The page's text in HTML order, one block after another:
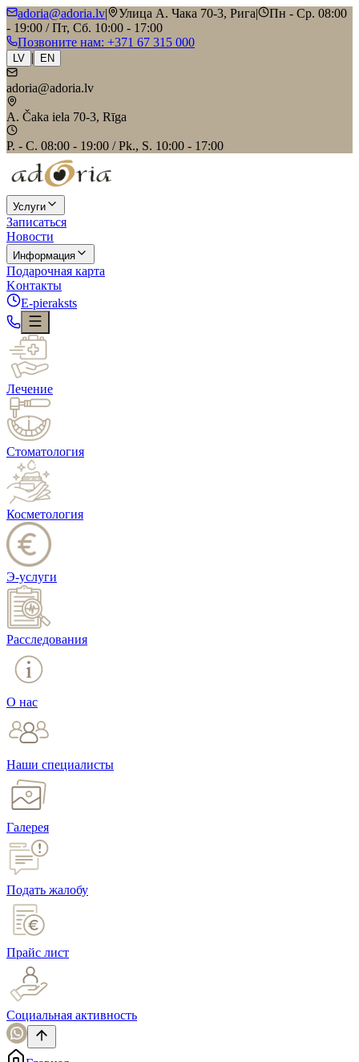
adoria@adoria.lv| Улица А. Чака 70-3, Рига|
Пн - Ср. 08:00
- 19:00 / Пт, Сб. 10:00 - 17:00
Позвоните нам: +371 67 315 000
LV | EN
adoria@adoria.lv
A. Čaka iela 70-3, Rīga
P. - C. 08:00 - 19:00 / Pk., S. 10:00 - 17:00
Услуги
Записаться
Новости
Информация
Подарочная карта
Kонтакты
E-pieraksts
Лечение
Стоматология
Косметология
Э-услуги
Расследования
О нас
Наши специалисты
Галерея
Подать жалобу
Прайс лист
Социальная активность